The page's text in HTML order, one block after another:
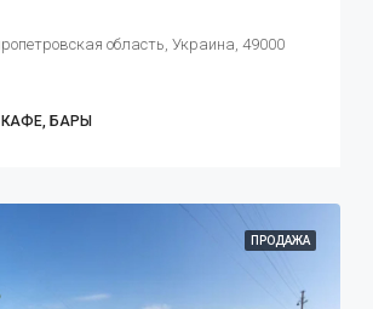
область, Украина, 49000
БАРЫ
ПРОДАЖА